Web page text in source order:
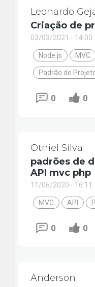
Leonardo
Criação de
03/03/2021 - 14:00
Node.js MVC
Padrão de
0 0
Otniel Silva
padrões de
API mvc php
11/06/2020 - 16:11
MVC API
0 0
Anderson